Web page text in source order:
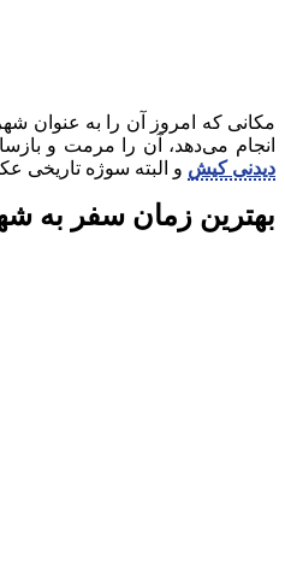
مکانی که امروز آن را به عنوان
انجام می‌دهد، آن را مرمت و
دیدنی کیش و البته سوژه
بهترین زمان سفر به